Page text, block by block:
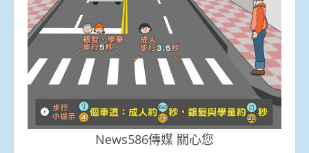
News586傳媒 關心您